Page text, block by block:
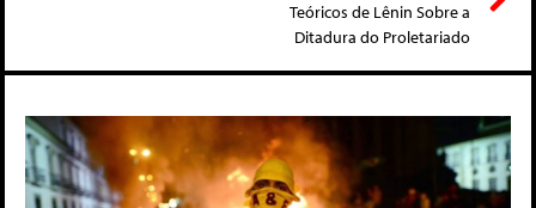
Teóricos de Lênin Sobre a
Ditadura do Proletariado